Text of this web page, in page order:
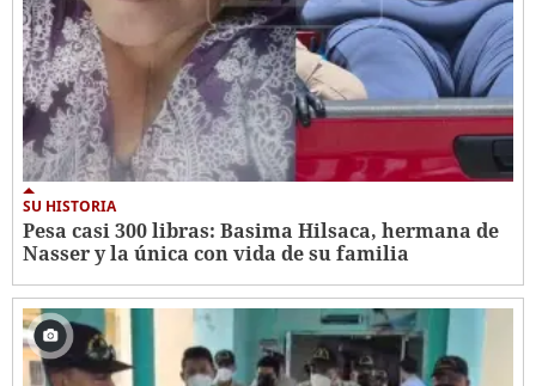
SU HISTORIA
Pesa casi 300 libras: Basima Hilsaca, hermana de
Nasser y la única con vida de su familia